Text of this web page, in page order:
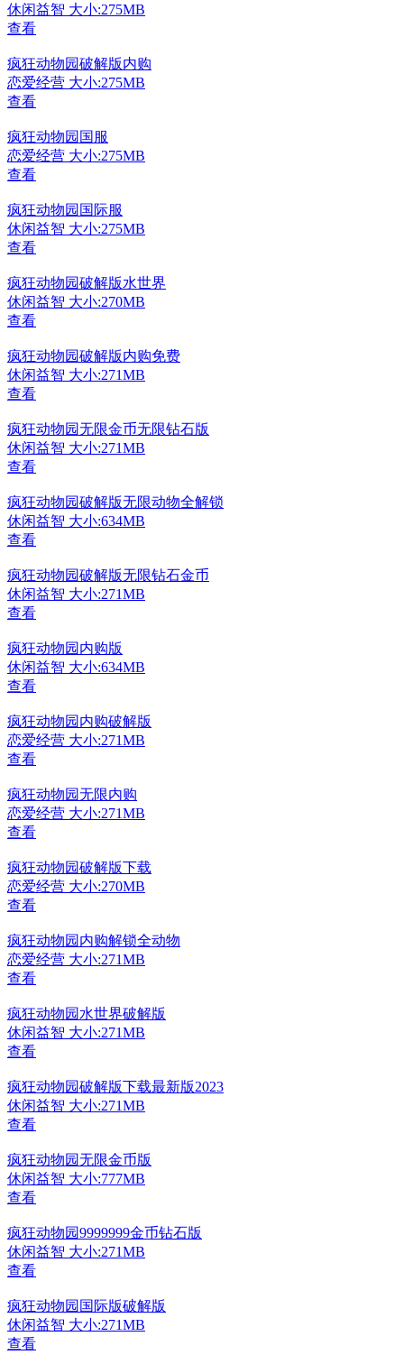
休闲益智 大小:275MB
查看
疯狂动物园破解版内购
恋爱经营 大小:275MB
查看
疯狂动物园国服
恋爱经营 大小:275MB
查看
疯狂动物园国际服
休闲益智 大小:275MB
查看
疯狂动物园破解版水世界
休闲益智 大小:270MB
查看
疯狂动物园破解版内购免费
休闲益智 大小:271MB
查看
疯狂动物园无限金币无限钻石版
休闲益智 大小:271MB
查看
疯狂动物园破解版无限动物全解锁
休闲益智 大小:634MB
查看
疯狂动物园破解版无限钻石金币
休闲益智 大小:271MB
查看
疯狂动物园内购版
休闲益智 大小:634MB
查看
疯狂动物园内购破解版
恋爱经营 大小:271MB
查看
疯狂动物园无限内购
恋爱经营 大小:271MB
查看
疯狂动物园破解版下载
恋爱经营 大小:270MB
查看
疯狂动物园内购解锁全动物
恋爱经营 大小:271MB
查看
疯狂动物园水世界破解版
休闲益智 大小:271MB
查看
疯狂动物园破解版下载最新版2023
休闲益智 大小:271MB
查看
疯狂动物园无限金币版
休闲益智 大小:777MB
查看
疯狂动物园9999999金币钻石版
休闲益智 大小:271MB
查看
疯狂动物园国际版破解版
休闲益智 大小:271MB
查看